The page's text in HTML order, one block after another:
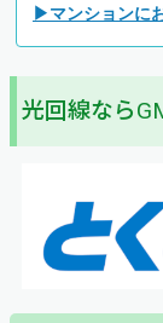
▶マンションに
光回線なら